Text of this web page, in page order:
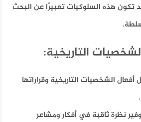
تكون هذه السلوكيات تعبيرًا عن البحث
التاريخية:
أفعال الشخصيات التاريخية وقراراتها
نظرة ثاقبة في أفكار ومشاعر